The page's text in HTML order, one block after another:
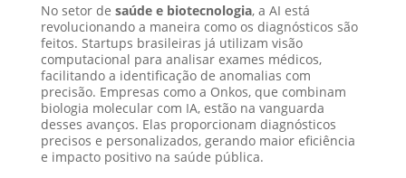
No setor de saúde e biotecnologia, a AI está
revolucionando a maneira como os diagnósticos são
feitos. Startups brasileiras já utilizam visão
computacional para analisar exames médicos,
facilitando a identificação de anomalias com
precisão. Empresas como a Onkos, que combinam
biologia molecular com IA, estão na vanguarda
desses avanços. Elas proporcionam diagnósticos
precisos e personalizados, gerando maior eficiência
e impacto positivo na saúde pública.